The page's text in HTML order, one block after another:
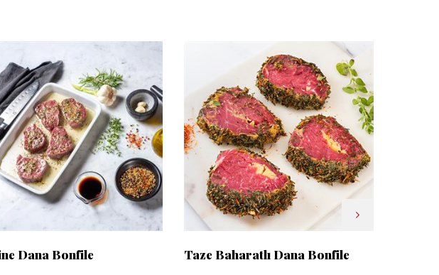
Dana Bonfile Taze Baharatlı Dana Bonfile